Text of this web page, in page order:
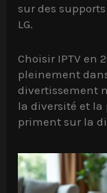
sur des
LG.
Choisir IPTV en
pleinement
divertissement
la diversité et
priment sur la